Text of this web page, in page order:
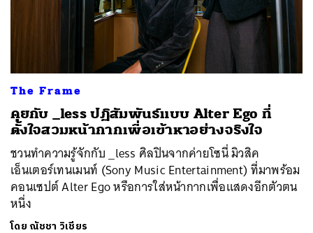
The Frame
คุยกับ _less ปฏิสัมพันธ์แบบ Alter Ego ที่
ตั้งใจสวมหน้ากากเพื่อเข้าหาอย่างจริงใจ
ชวนทำความรู้จักกับ _less ศิลปินจากค่ายโซนี่ มิวสิค
เอ็นเตอร์เทนเมนท์ (Sony Music Entertainment) ที่มาพร้อม
คอนเซปต์ Alter Ego หรือการใส่หน้ากากเพื่อแสดงอีกตัวตน
หนึ่ง
โดย ณัชชา วิเชียร